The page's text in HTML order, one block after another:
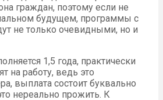
граждан, поэтому если не
будущем, программы с
не только очевидными, но и
1,5 года, практически
на работу, ведь это
выплата состоит буквально
нереально прожить. К